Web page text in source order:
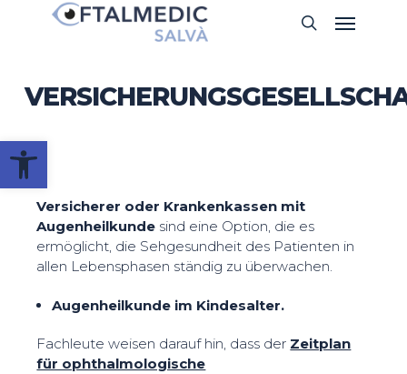
search
Menu
Versicherer oder Krankenkassen mit
Augenheilkunde sind eine Option, die es
ermöglicht, die Sehgesundheit des Patienten in
allen Lebensphasen ständig zu überwachen.
Augenheilkunde im Kindesalter.
Fachleute weisen darauf hin, dass der Zeitplan
für ophthalmologische
Werkzeugleiste öffnen